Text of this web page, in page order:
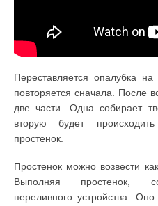
Переставляется опалубка
повторяется сначала. После
две части. Одна собирает
вторую будет
простенок.
Простенок можно возвести
Выполняя простенок,
переливного устройства.